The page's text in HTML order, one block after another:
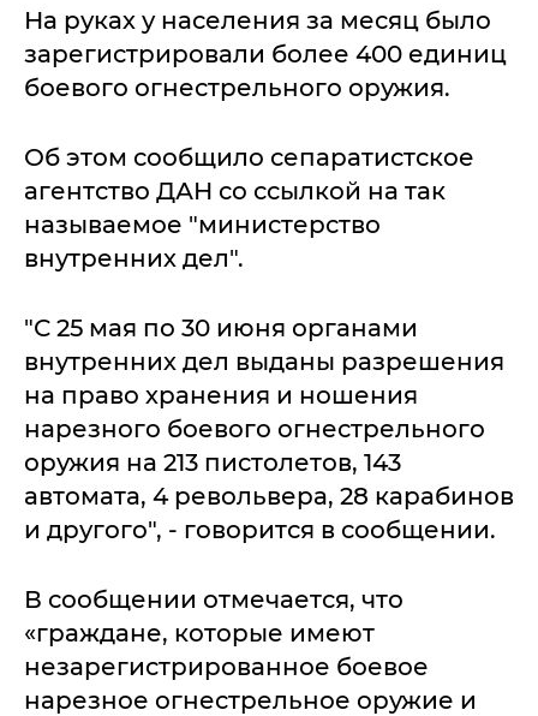
На руках у населения за месяц было
зарегистрировали более 400 единиц
боевого огнестрельного оружия.
Об этом сообщило сепаратистское
агентство ДАН со ссылкой на так
называемое "министерство
внутренних дел".
"С 25 мая по 30 июня органами
внутренних дел выданы разрешения
на право хранения и ношения
нарезного боевого огнестрельного
оружия на 213 пистолетов, 143
автомата, 4 револьвера, 28 карабинов
и другого", - говорится в сообщении.
В сообщении отмечается, что
«граждане, которые имеют
незарегистрированное боевое
нарезное огнестрельное оружие и